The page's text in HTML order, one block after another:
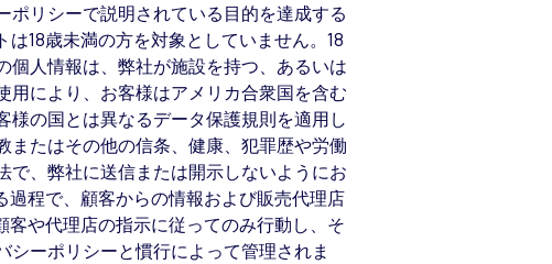
リシーで説明されている目的を達成する
18歳未満の方を対象としていません。18
人情報は、弊社が施設を持つ、あるいは
により、お客様はアメリカ合衆国を含む
の国とは異なるデータ保護規則を適用し
たはその他の信条、健康、犯罪歴や労働
、弊社に送信または開示しないようにお
程で、顧客からの情報および販売代理店
や代理店の指示に従ってのみ行動し、そ
ーポリシーと慣行によって管理されま